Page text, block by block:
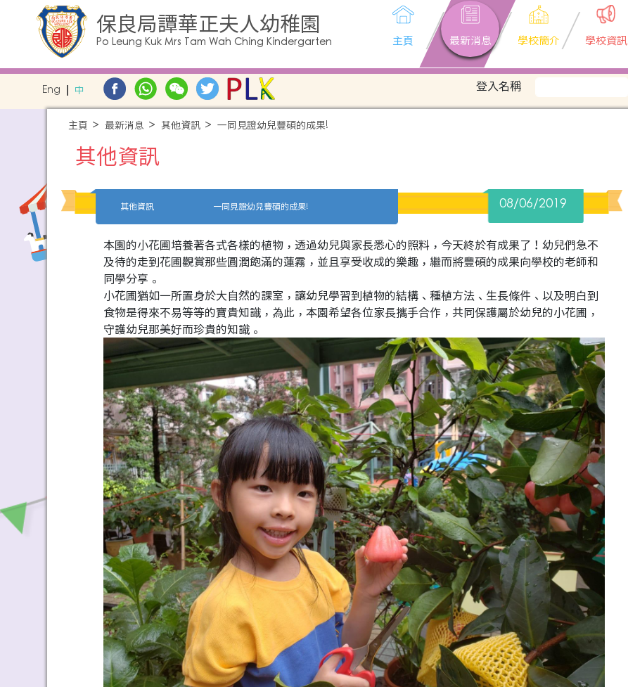
保良局譚華正夫人幼稚園
Po Leung Kuk Mrs Tam Wah Ching Kindergarten 主頁 最新消息 學校簡介 學校資訊
Eng 中 登入名稱
主頁 最新消息 其他資訊 一同見證幼兒豐碩的成果!
其他資訊
其他資訊 一同見證幼兒豐碩的成果! 08/06/2019
本園的小花圃培養著各式各樣的植物，透過幼兒與家長悉心的照料，今天終於有成果了！幼兒們急不
及待的走到花圃觀賞那些圓潤飽滿的蓮霧，並且享受收成的樂趣，繼而將豐碩的成果向學校的老師和
同學分享。
小花圃猶如一所置身於大自然的課室，讓幼兒學習到植物的結構、種植方法、生長條件、以及明白到
食物是得來不易等等的寶貴知識，為此，本園希望各位家長攜手合作，共同保護屬於幼兒的小花圃，
守護幼兒那美好而珍貴的知識。